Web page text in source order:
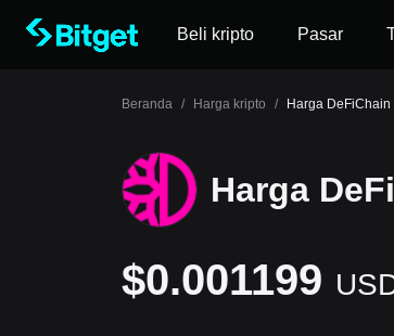
Beli kripto Pasar
Beranda / Harga kripto / Harga DeFiChain
Harga
$0.001199